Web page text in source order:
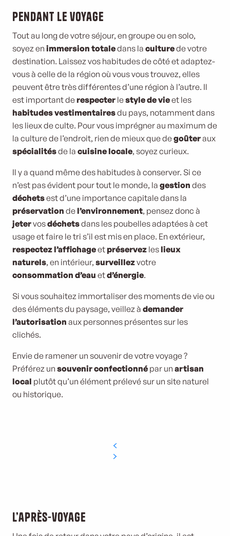
Pendant le voyage
Tout au long de votre séjour, en groupe ou en solo,
soyez en immersion totaledans la culturede votre
destination. Laissez vos habitudes de côté et adaptez-
vous à celle de la région où vous vous trouvez, elles
peuvent être très différentes d’une région à l’autre. Il
est important de respecter lestyle de vieet les
habitudes vestimentairesdu pays, notamment dans
les lieux de culte. Pour vous imprégner au maximum de
la culture de l’endroit, rien de mieux que degoûteraux
spécialitésde la cuisine locale, soyez curieux.
Il y a quand même des habitudes à conserver. Si ce
n’est pas évident pour tout le monde, la gestion des
déchetsest d’une importance capitale dans la
préservation de l’environnement, pensez donc à
jetervosdéchetsdans les poubelles adaptées à cet
usage et faire le tri s’il est mis en place. En extérieur,
respectez l’affichageet préservez les lieux
naturels, en intérieur, surveillezvotre
consommation d’eau etd’énergie.
Si vous souhaitez immortaliser des moments de vie ou
des éléments du paysage, veillez à demander
l’autorisation aux personnes présentes sur les
clichés.
Envie de ramener un souvenir de votre voyage ?
Préférez un souvenir confectionné par un artisan
local plutôt qu’un élément prélevé sur un site naturel
ou historique.
L’après-voyage